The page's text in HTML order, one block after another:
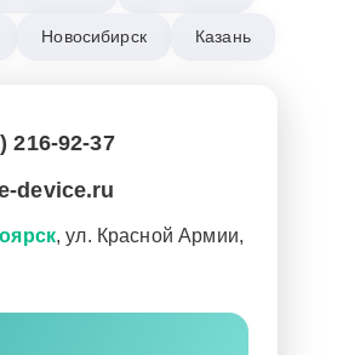
Новосибирск Казань
216-92-37
device.ru
, ул. Красной Армии,